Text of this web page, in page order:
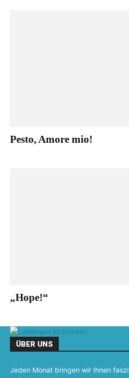
Pesto, Amore mio!
„Hope!“
ÜBER UNS
Jeden Monat bringen wir Ihnen